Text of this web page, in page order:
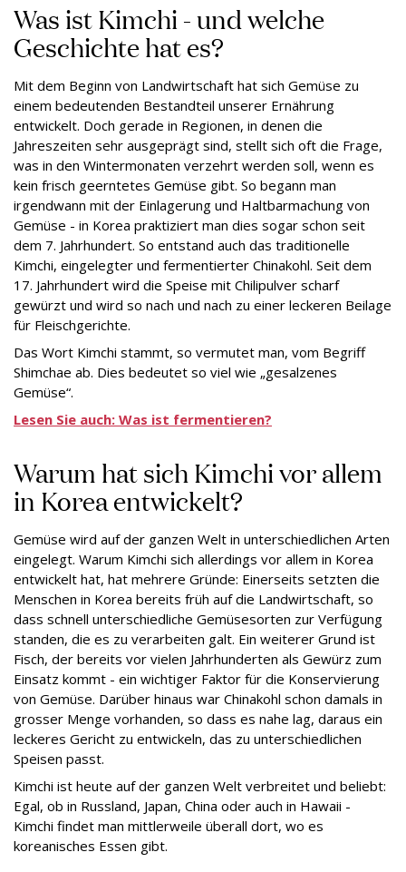
Was ist Kimchi - und welche
Geschichte hat es?
Mit dem Beginn von Landwirtschaft hat sich Gemüse zu
einem bedeutenden Bestandteil unserer Ernährung
entwickelt. Doch gerade in Regionen, in denen die
Jahreszeiten sehr ausgeprägt sind, stellt sich oft die Frage,
was in den Wintermonaten verzehrt werden soll, wenn es
kein frisch geerntetes Gemüse gibt. So begann man
irgendwann mit der Einlagerung und Haltbarmachung von
Gemüse - in Korea praktiziert man dies sogar schon seit
dem 7. Jahrhundert. So entstand auch das traditionelle
Kimchi, eingelegter und fermentierter Chinakohl. Seit dem
17. Jahrhundert wird die Speise mit Chilipulver scharf
gewürzt und wird so nach und nach zu einer leckeren Beilage
für Fleischgerichte.
Das Wort Kimchi stammt, so vermutet man, vom Begriff
Shimchae ab. Dies bedeutet so viel wie „gesalzenes
Gemüse“.
Lesen Sie auch: Was ist fermentieren?
Warum hat sich Kimchi vor allem
in Korea entwickelt?
Gemüse wird auf der ganzen Welt in unterschiedlichen Arten
eingelegt. Warum Kimchi sich allerdings vor allem in Korea
entwickelt hat, hat mehrere Gründe: Einerseits setzten die
Menschen in Korea bereits früh auf die Landwirtschaft, so
dass schnell unterschiedliche Gemüsesorten zur Verfügung
standen, die es zu verarbeiten galt. Ein weiterer Grund ist
Fisch, der bereits vor vielen Jahrhunderten als Gewürz zum
Einsatz kommt - ein wichtiger Faktor für die Konservierung
von Gemüse. Darüber hinaus war Chinakohl schon damals in
grosser Menge vorhanden, so dass es nahe lag, daraus ein
leckeres Gericht zu entwickeln, das zu unterschiedlichen
Speisen passt.
Kimchi ist heute auf der ganzen Welt verbreitet und beliebt:
Egal, ob in Russland, Japan, China oder auch in Hawaii -
Kimchi findet man mittlerweile überall dort, wo es
koreanisches Essen gibt.